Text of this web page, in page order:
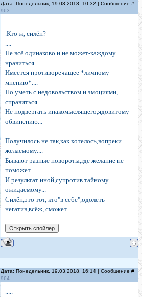
Дата: Понедельник, 19.03.2018, 10:32 | Сообщение #
963
.....
.Кто ж, силён?
....
Не всё одинаково и не может-каждому
нравиться...
Имеется противоречащее *личному
мнению*....
Но уметь с недовольством и эмоциями,
справиться..
Не подвергать инакомыслящего,ядовитому
обвинению...
Получилось не так,как хотелось,вопреки
желаемому....
Бывают разные повороты,где желание не
поможет....
И результат иной,супротив тайному
ожидаемому...
Силён,это тот, кто"в себе",одолеть
негатив,всёж, сможет ....
.....
Дата: Понедельник, 19.03.2018, 16:14 | Сообщение #
964
.....